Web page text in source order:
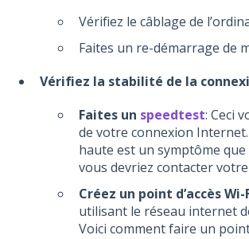
Vérifiez le câblage de
Faites un re-démarrage de
Vérifiez la stabilité de la
Faites un speedtest: Ceci
de votre connexion
haute est un symptôme que
vous devriez contacter
Créez un point d’accès
utilisant le réseau internet
Voici comment faire un